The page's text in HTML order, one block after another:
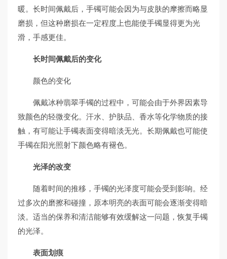
暖。长时间佩戴后，手镯可能会因为与皮肤的摩擦而略显
磨损，但这种磨损在一定程度上也能使手镯显得更为光
滑，手感更佳。
长时间佩戴后的变化
颜色的变化
佩戴冰种翡翠手镯的过程中，可能会由于外界因素导
致颜色的轻微变化。汗水、护肤品、香水等化学物质的接
触，有可能让手镯表面变得暗淡无光。长期佩戴也可能使
手镯在阳光照射下颜色略有褪色。
光泽的改变
随着时间的推移，手镯的光泽度可能会受到影响。经
过多次的磨擦和碰撞，原本明亮的表面可能会逐渐变得暗
淡。适当的保养和清洁能够有效缓解这一问题，恢复手镯
的光泽。
表面划痕